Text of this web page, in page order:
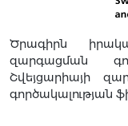
Ծրագիրն
զարգացման
Շվեյցարիայի
գործակալության